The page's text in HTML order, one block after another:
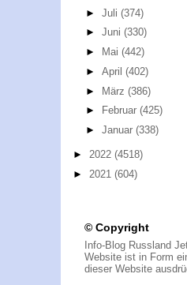
► Juli (374)
► Juni (330)
►
Mai (442)
► April (402)
► März (386)
►
Februar (425)
► Januar (338)
► 2022 (4518)
► 2021 (604)
© Copyright
Info-Blog Russland
Website ist in Form
dieser Website